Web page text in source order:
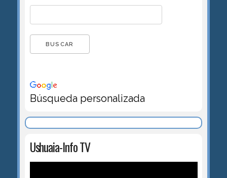
Búsqueda personalizada
Ushuaia-Info TV